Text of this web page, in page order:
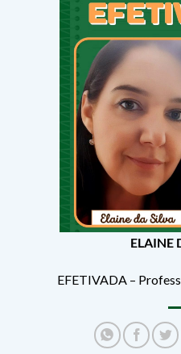
ELAINE
EFETIVADA –